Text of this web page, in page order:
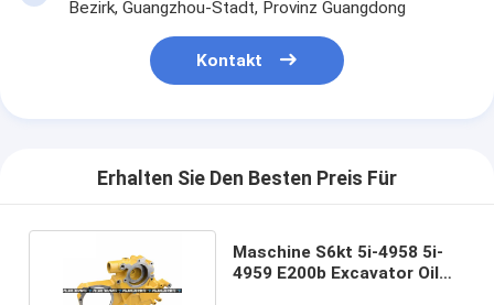
Bezirk, Guangzhou-Stadt, Provinz Guangdong
Kontakt
Erhalten Sie Den Besten Preis Für
Maschine S6kt 5i-4958 5i-
4959 E200b Excavator Oil